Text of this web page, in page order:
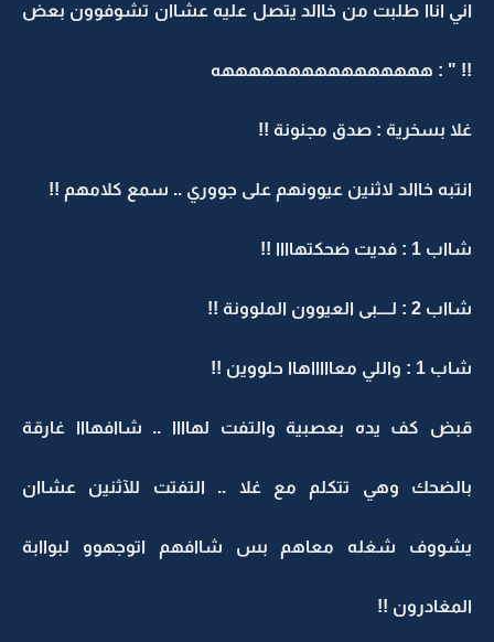
اني اناا طلبت من خاالد يتصل عليه عشاان تشوفوون بعض
!! " : ههههههههههههههههه
غلا بسخرية : صدق مجنونة !!
انتبه خاالد لاثنين عيوونهم على جووري .. سمع كلامهم !!
شااب 1 : فديت ضحكتهاااا !!
شااب 2 : لــــبى العيوون الملوونة !!
شاب 1 : واللي معاااااهاا حلووين !!
قبض كف يده بعصبية والتفت لهاااا .. شاافهااا غارقة
بالضحك وهي تتكلم مع غلا .. التفتت للآثنين عشاان
يشووف شغله معاهم بس شاافهم اتوجهوو لبواابة
المغادرون !!